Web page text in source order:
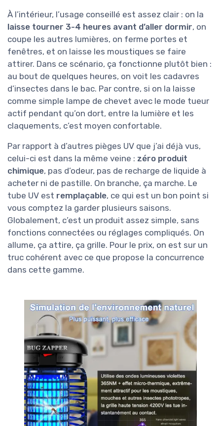
À l’intérieur, l’usage conseillé est assez clair : on la
laisse tourner 3-4 heures avant d’aller dormir, on
coupe les autres lumières, on ferme portes et
fenêtres, et on laisse les moustiques se faire
attirer. Dans ce scénario, ça fonctionne plutôt bien :
au bout de quelques heures, on voit les cadavres
d’insectes dans le bac. Par contre, si on la laisse
comme simple lampe de chevet avec le mode tueur
actif pendant qu’on dort, entre la lumière et les
claquements, c’est moyen confortable.
Par rapport à d’autres pièges UV que j’ai déjà vus,
celui-ci est dans la même veine : zéro produit
chimique, pas d’odeur, pas de recharge de liquide à
acheter ni de pastille. On branche, ça marche. Le
tube UV est remplaçable, ce qui est un bon point si
vous comptez la garder plusieurs saisons.
Globalement, c’est un produit assez simple, sans
fonctions connectées ou réglages compliqués. On
allume, ça attire, ça grille. Pour le prix, on est sur un
truc cohérent avec ce que propose la concurrence
dans cette gamme.